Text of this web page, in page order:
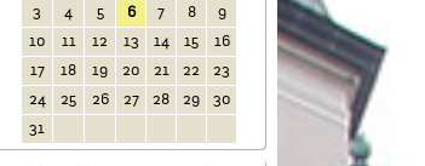
3
4 5 6 7 8
9
10
11 12 13 14 15
16
17
18 19 20 21 22
23
24
25 26 27 28 29
30
31